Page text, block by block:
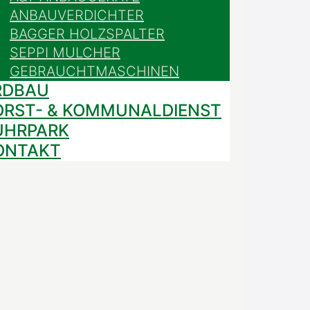
ANBAUVERDICHTER
BAGGER HOLZSPALTER
SEPPI MULCHER
GEBRAUCHTMASCHINEN
& KOMMUNALDIENST